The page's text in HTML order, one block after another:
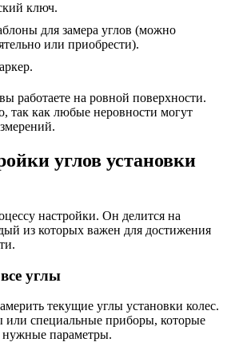
ключ.
для замера углов (можно
или приобрести).
работаете на ровной поверхности.
так как любые неровности могут
углов установки
настройки. Он делится на
из которых важен для достижения
углы
текущие углы установки колес.
или специальные приборы, которые
нужные параметры.